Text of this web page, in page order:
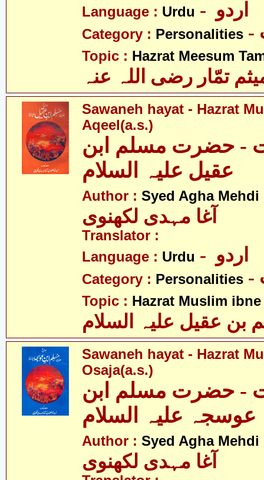
Language : Urdu
Category : Personalities
Topic : Hazrat Meesum
تمّار رضی اللہ عنہ
Sawaneh hayat - Hazrat
Aqeel(a.s.)
- حضرت مسلم ابن
عقیل علیہ السلام
Author : Syed Agha
آغا مہدی لکھنوی
Translator :
Language : Urdu
Category : Personalities
Topic : Hazrat Muslim
عقیل علیہ السلام
Sawaneh hayat - Hazrat
Osaja(a.s.)
- حضرت مسلم ابن
عوسجہ علیہ السلام
Author : Syed Agha
آغا مہدی لکھنوی